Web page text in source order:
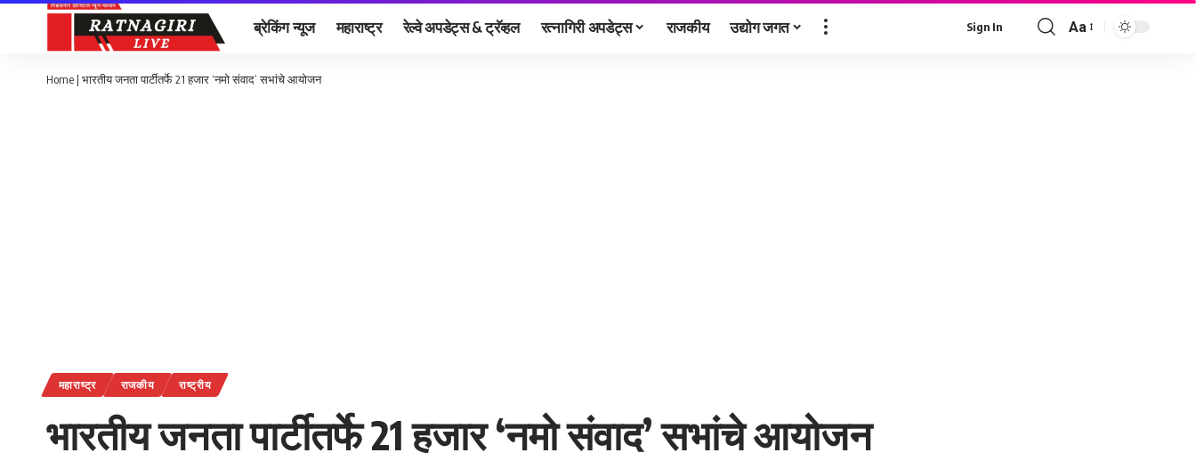
ब्रेकिंग न्यूज महाराष्ट्र रेल्वे अपडेट्स & ट्रॅव्हल रत्नागिरी अपडेट्स राजकीय उद्योग जगत Sign In
Font
Aa
Home | भारतीय जनता पार्टीतर्फे 21 हजार ‘नमो संवाद’ सभांचे आयोजन
महाराष्ट्र राजकीय राष्ट्रीय
भारतीय जनता पार्टीतर्फे 21 हजार ‘नमो संवाद’ सभांचे आयोजन